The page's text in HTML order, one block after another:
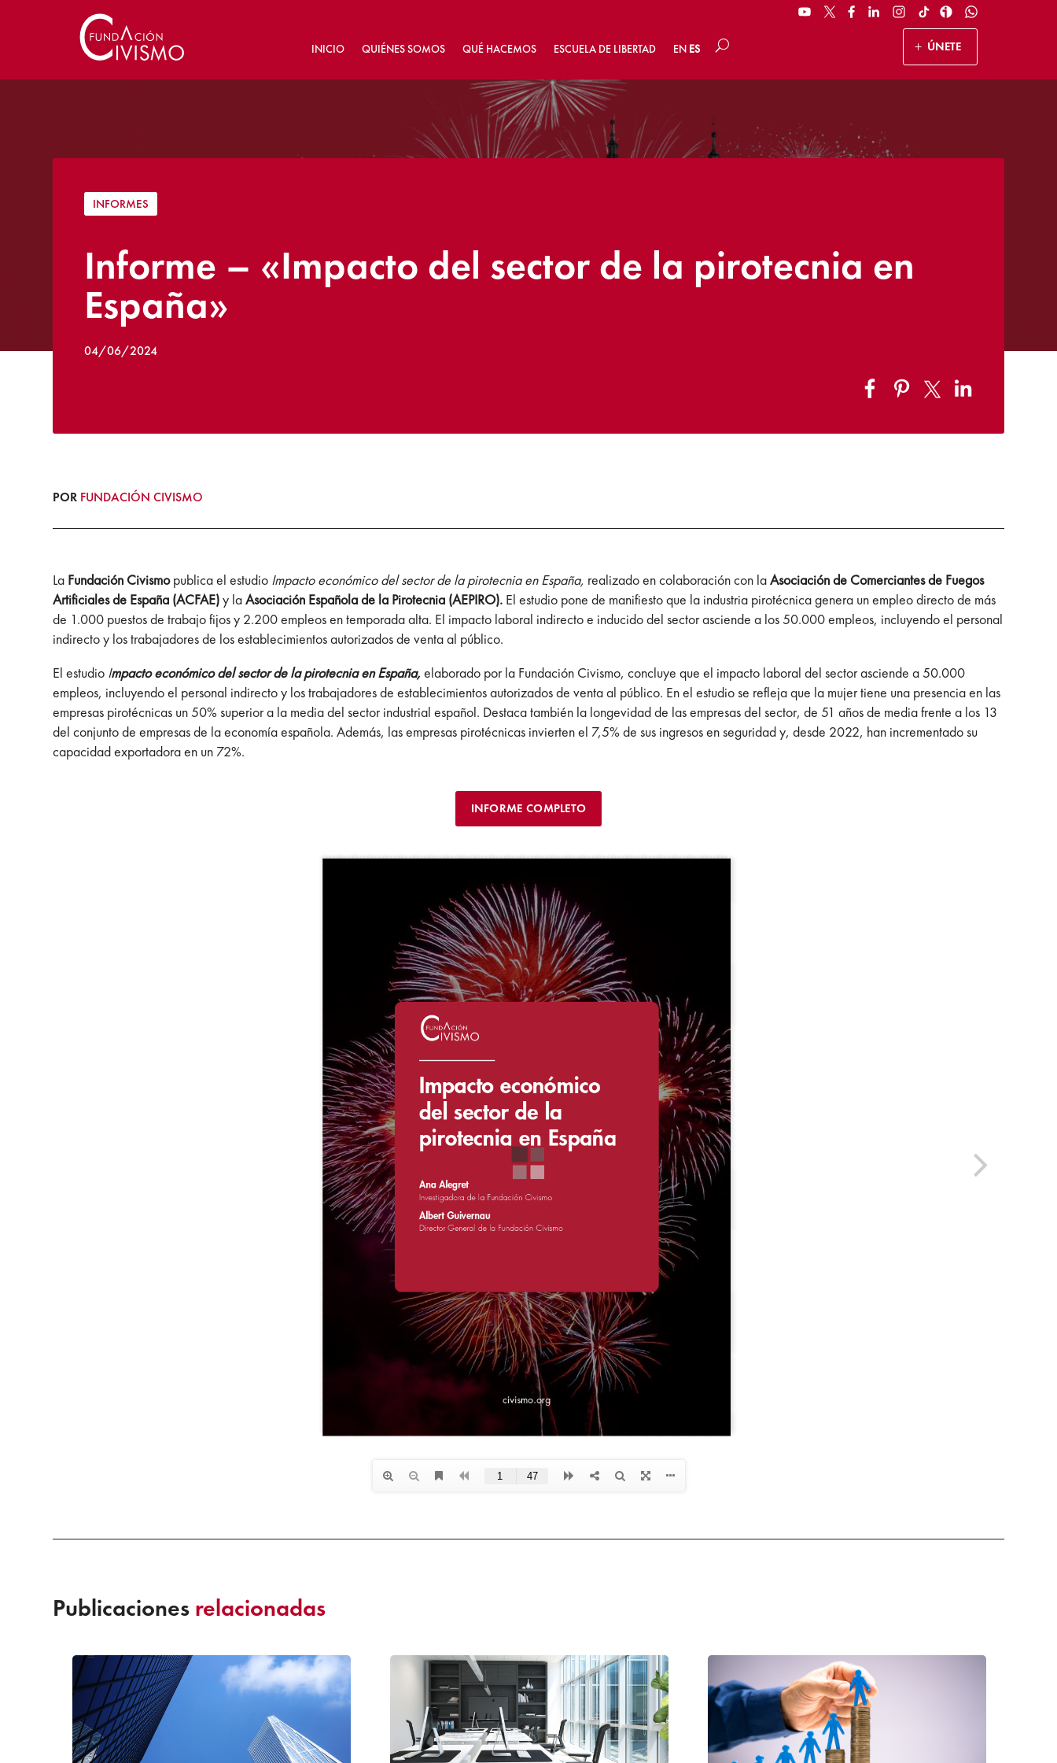
INICIO QUIÉNES SOMOS QUÉ HACEMOS ESCUELA DE LIBERTAD EN ES ÚNETE
INFORMES
Informe – «Impacto del sector de la pirotecnia en
España»
04/06/2024
POR FUNDACIÓN CIVISMO
La Fundación Civismopublica el estudio Impacto económico del sector de la pirotecnia en España, realizado en colaboración con laAsociación de Comerciantes de Fuegos
Artificiales de España (ACFAE)y laAsociación Española de la Pirotecnia (AEPIRO). El estudio pone de manifiesto que la industria pirotécnica genera un empleo directo de más
de 1.000 puestos de trabajo fijos y 2.200 empleos en temporada alta. El impacto laboral indirecto e inducido del sector asciende a los 50.000 empleos, incluyendo el personal
indirecto y los trabajadores de los establecimientos autorizados de venta al público.
El estudio Impacto económico del sector de la pirotecnia en España,elaborado por la Fundación Civismo, concluye que el impacto laboral del sector asciende a 50.000
empleos, incluyendo el personal indirecto y los trabajadores de establecimientos autorizados de venta al público. En el estudio se refleja que la mujer tiene una presencia en las
empresas pirotécnicas un 50% superior a la media del sector industrial español. Destaca también la longevidad de las empresas del sector, de 51 años de media frente a los 13
del conjunto de empresas de la economía española. Además, las empresas pirotécnicas invierten el 7,5% de sus ingresos en seguridad y, desde 2022, han incrementado su
capacidad exportadora en un 72%.
INFORME COMPLETO
Publicaciones relacionadas